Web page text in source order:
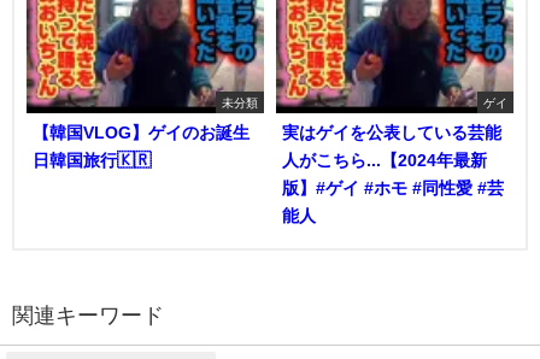
未分類
【韓国VLOG】ゲイのお誕生
日韓国旅行🇰🇷
ゲイ
実はゲイを公表している芸能
人がこちら...【2024年最新
版】#ゲイ #ホモ #同性愛 #芸
能人
関連キーワード